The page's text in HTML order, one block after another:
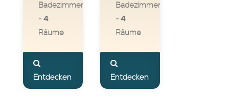
Badezimmer
- 4
Räume
Entdecken
Badezimmer
- 4
Räume
Entdecken